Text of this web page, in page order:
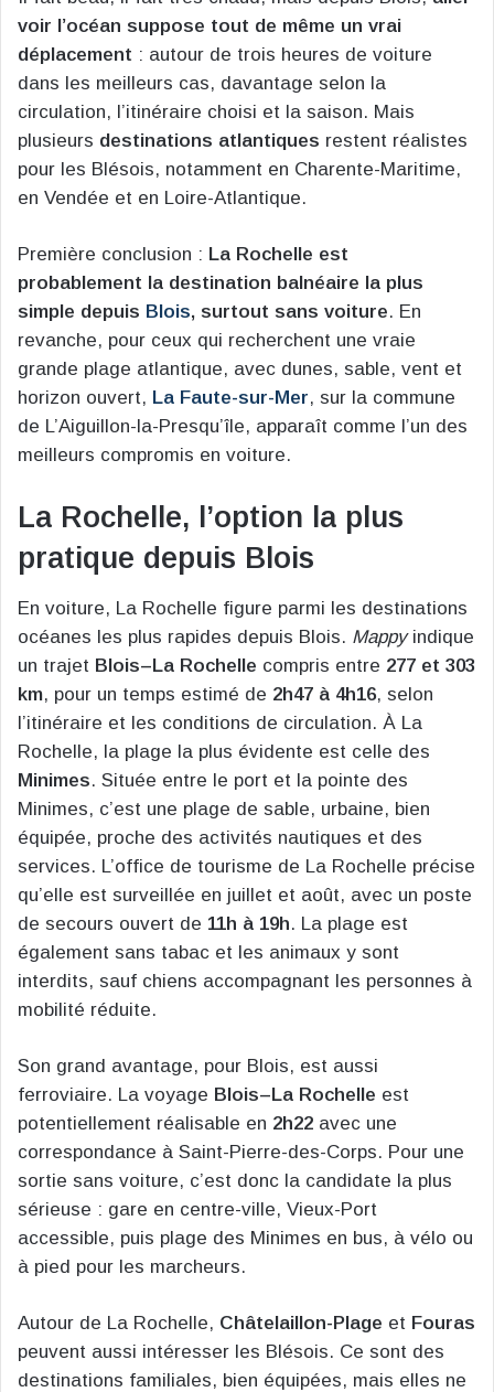
voir l’océan suppose tout de même un vrai
déplacement : autour de trois heures de voiture
dans les meilleurs cas, davantage selon la
circulation, l’itinéraire choisi et la saison. Mais
plusieurs destinations atlantiques restent réalistes
pour les Blésois, notamment en Charente-Maritime,
en Vendée et en Loire-Atlantique.
Première conclusion : La Rochelle est
probablement la destination balnéaire la plus
simple depuis Blois, surtout sans voiture. En
revanche, pour ceux qui recherchent une vraie
grande plage atlantique, avec dunes, sable, vent et
horizon ouvert, La Faute-sur-Mer, sur la commune
de L’Aiguillon-la-Presqu’île, apparaît comme l’un des
meilleurs compromis en voiture.
La Rochelle, l’option la plus
pratique depuis Blois
En voiture, La Rochelle figure parmi les destinations
océanes les plus rapides depuis Blois. Mappyindique
un trajet Blois–La Rochelle compris entre 277 et 303
km, pour un temps estimé de 2h47 à 4h16, selon
l’itinéraire et les conditions de circulation. À La
Rochelle, la plage la plus évidente est celle des
Minimes. Située entre le port et la pointe des
Minimes, c’est une plage de sable, urbaine, bien
équipée, proche des activités nautiques et des
services. L’office de tourisme de La Rochelle précise
qu’elle est surveillée en juillet et août, avec un poste
de secours ouvert de 11h à 19h. La plage est
également sans tabac et les animaux y sont
interdits, sauf chiens accompagnant les personnes à
mobilité réduite.
Son grand avantage, pour Blois, est aussi
ferroviaire. La voyage Blois–La Rochelle est
potentiellement réalisable en 2h22 avec une
correspondance à Saint-Pierre-des-Corps. Pour une
sortie sans voiture, c’est donc la candidate la plus
sérieuse : gare en centre-ville, Vieux-Port
accessible, puis plage des Minimes en bus, à vélo ou
à pied pour les marcheurs.
Autour de La Rochelle, Châtelaillon-Plage et Fouras
peuvent aussi intéresser les Blésois. Ce sont des
destinations familiales, bien équipées, mais elles ne